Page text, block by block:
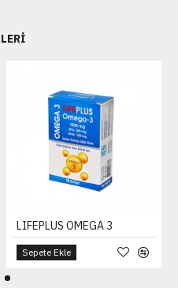
LIFEPLUS OMEGA 3
Sepete Ekle